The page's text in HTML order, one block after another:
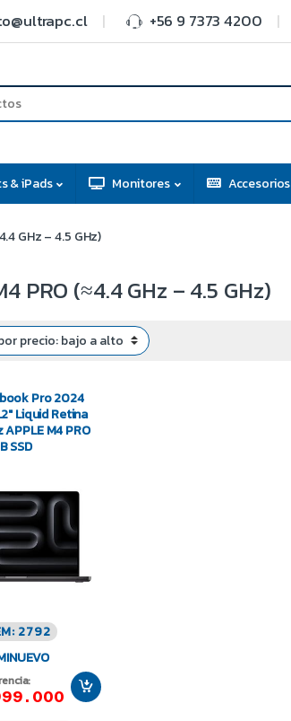
+56 9 7373 4200
& iPads Monitores Accesorios
GHz – 4.5 GHz)
PRO (≈4.4 GHz – 4.5 GHz)
Pro 2024
Liquid Retina
APPLE M4 PRO
SSD
2792